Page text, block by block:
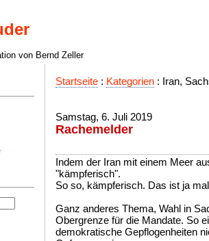
von Bernd Zeller
Startseite : Kategorien : Iran,
Samstag, 6. Juli 2019
Rachemelder
Indem der Iran mit einem Meer
"kämpferisch".
So so, kämpferisch. Das ist ja
Ganz anderes Thema, Wahl in
Obergrenze für die Mandate. So
demokratische Gepflogenheiten